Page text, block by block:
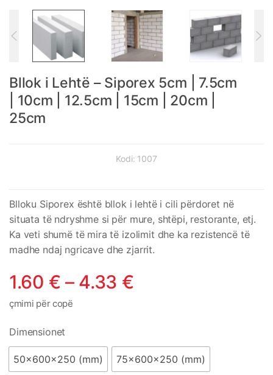
Bllok i Lehtë – Siporex 5cm | 7.5cm
| 10cm | 12.5cm | 15cm | 20cm |
25cm
Kodi: 1007
Blloku Siporex është bllok i lehtë i cili përdoret në
situata të ndryshme si për mure, shtëpi, restorante, etj.
Ka veti shumë të mira të izolimit dhe ka rezistencë të
madhe ndaj ngricave dhe zjarrit.
1.60 € – 4.33 €
çmimi për copë
Dimensionet
50x600x250 (mm) 75x600x250 (mm)